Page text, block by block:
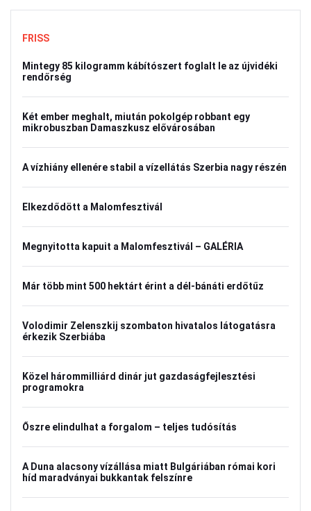
FRISS
Mintegy 85 kilogramm kábítószert foglalt le az újvidéki
rendőrség
Két ember meghalt, miután pokolgép robbant egy
mikrobuszban Damaszkusz elővárosában
A vízhiány ellenére stabil a vízellátás Szerbia nagy részén
Elkezdődött a Malomfesztivál
Megnyitotta kapuit a Malomfesztivál – GALÉRIA
Már több mint 500 hektárt érint a dél-bánáti erdőtűz
Volodimir Zelenszkij szombaton hivatalos látogatásra
érkezik Szerbiába
Közel hárommilliárd dinár jut gazdaságfejlesztési
programokra
Őszre elindulhat a forgalom – teljes tudósítás
A Duna alacsony vízállása miatt Bulgáriában római kori
híd maradványai bukkantak felszínre